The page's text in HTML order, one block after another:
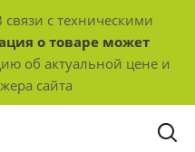
связи с техническими
о товаре может
об актуальной цене и
сайта